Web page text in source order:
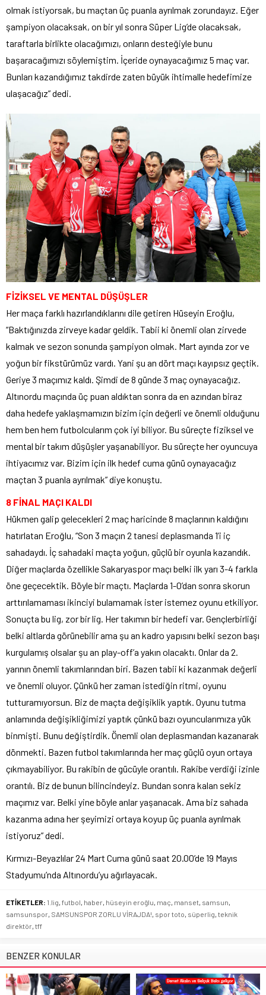
olmak istiyorsak, bu maçtan üç puanla ayrılmak zorundayız. Eğer
şampiyon olacaksak, on bir yıl sonra Süper Lig’de olacaksak,
taraftarla birlikte olacağımızı, onların desteğiyle bunu
başaracağımızı söylemiştim. İçeride oynayacağımız 5 maç var.
Bunları kazandığımız takdirde zaten büyük ihtimalle hedefimize
ulaşacağız” dedi.
FİZİKSEL VE MENTAL DÜŞÜŞLER
Her maça farklı hazırlandıklarını dile getiren Hüseyin Eroğlu,
“Baktığınızda zirveye kadar geldik. Tabii ki önemli olan zirvede
kalmak ve sezon sonunda şampiyon olmak. Mart ayında zor ve
yoğun bir fikstürümüz vardı. Yani şu an dört maçı kayıpsız geçtik.
Geriye 3 maçımız kaldı. Şimdi de 8 günde 3 maç oynayacağız.
Altınordu maçında üç puan aldıktan sonra da en azından biraz
daha hedefe yaklaşmamızın bizim için değerli ve önemli olduğunu
hem ben hem futbolcularım çok iyi biliyor. Bu süreçte fiziksel ve
mental bir takım düşüşler yaşanabiliyor. Bu süreçte her oyuncuya
ihtiyacımız var. Bizim için ilk hedef cuma günü oynayacağız
maçtan 3 puanla ayrılmak” diye konuştu.
8 FİNAL MAÇI KALDI
Hükmen galip gelecekleri 2 maç haricinde 8 maçlarının kaldığını
hatırlatan Eroğlu, “Son 3 maçın 2 tanesi deplasmanda 1’i iç
sahadaydı. İç sahadaki maçta yoğun, güçlü bir oyunla kazandık.
Diğer maçlarda özellikle Sakaryaspor maçı belki ilk yarı 3-4 farkla
öne geçecektik. Böyle bir maçtı. Maçlarda 1-0’dan sonra skorun
arttırılamaması ikinciyi bulamamak ister istemez oyunu etkiliyor.
Sonuçta bu lig, zor bir lig. Her takımın bir hedefi var. Gençlerbirliği
belki altlarda görünebilir ama şu an kadro yapısını belki sezon başı
kurgulamış olsalar şu an play-off’a yakın olacaktı. Onlar da 2.
yarının önemli takımlarından biri. Bazen tabii ki kazanmak değerli
ve önemli oluyor. Çünkü her zaman istediğin ritmi, oyunu
tutturamıyorsun. Biz de maçta değişiklik yaptık. Oyunu tutma
anlamında değişikliğimizi yaptık çünkü bazı oyuncularımıza yük
binmişti. Bunu değiştirdik. Önemli olan deplasmandan kazanarak
dönmekti. Bazen futbol takımlarında her maç güçlü oyun ortaya
çıkmayabiliyor. Bu rakibin de gücüyle orantılı. Rakibe verdiği izinle
orantılı. Biz de bunun bilincindeyiz. Bundan sonra kalan sekiz
maçımız var. Belki yine böyle anlar yaşanacak. Ama biz sahada
kazanma adına her şeyimizi ortaya koyup üç puanla ayrılmak
istiyoruz” dedi.
Kırmızı-Beyazlılar 24 Mart Cuma günü saat 20.00’de 19 Mayıs
Stadyumu’nda Altınordu’yu ağırlayacak.
ETİKETLER: 1.lig futbol haber hüseyin eroğlu maç manset samsun
samsunspor SAMSUNSPOR ZORLU VİRAJDA! spor toto süperlig teknik
direktör tff
BENZER KONULAR